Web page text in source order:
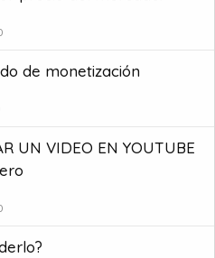
de monetización
UN VIDEO EN YOUTUBE